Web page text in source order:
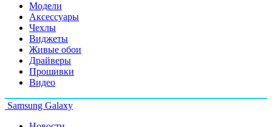
Модели
Аксессуары
Чехлы
Виджеты
Живые обои
Драйверы
Прошивки
Видео
Samsung Galaxy